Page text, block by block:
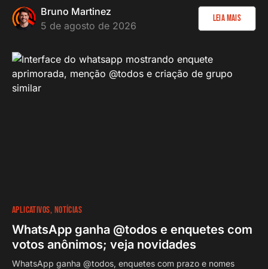
Bruno Martinez
5 de agosto de 2026
Leia Mais
APLICATIVOS NOTÍCIAS
WhatsApp ganha @todos e enquetes com
votos anônimos; veja novidades
WhatsApp ganha @todos, enquetes com prazo e nomes